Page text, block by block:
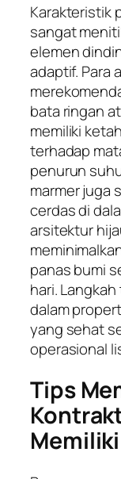
Karakteristik
sangat
elemen
adaptif. Para
bata ringan
memiliki
terhadap
penurun
marmer juga
cerdas di
arsitektur
panas bumi
hari.
dalam
yang sehat
operasional
Tips